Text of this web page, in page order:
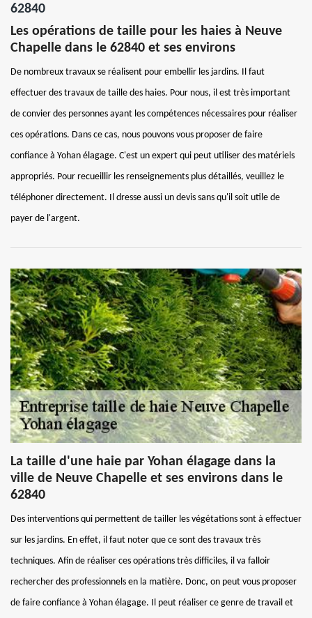
62840
Les opérations de taille pour les haies à Neuve
Chapelle dans le 62840 et ses environs
De nombreux travaux se réalisent pour embellir les jardins. Il faut
effectuer des travaux de taille des haies. Pour nous, il est très important
de convier des personnes ayant les compétences nécessaires pour réaliser
ces opérations. Dans ce cas, nous pouvons vous proposer de faire
confiance à Yohan élagage. C'est un expert qui peut utiliser des matériels
appropriés. Pour recueillir les renseignements plus détaillés, veuillez le
téléphoner directement. Il dresse aussi un devis sans qu'il soit utile de
payer de l'argent.
La taille d'une haie par Yohan élagage dans la
ville de Neuve Chapelle et ses environs dans le
62840
Des interventions qui permettent de tailler les végétations sont à effectuer
sur les jardins. En effet, il faut noter que ce sont des travaux très
techniques. Afin de réaliser ces opérations très difficiles, il va falloir
rechercher des professionnels en la matière. Donc, on peut vous proposer
de faire confiance à Yohan élagage. Il peut réaliser ce genre de travail et